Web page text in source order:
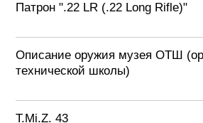
Патрон ".22 LR (.22 Long Rifle)"
Описание оружия музея ОТШ
технической школы)
T.Mi.Z. 43